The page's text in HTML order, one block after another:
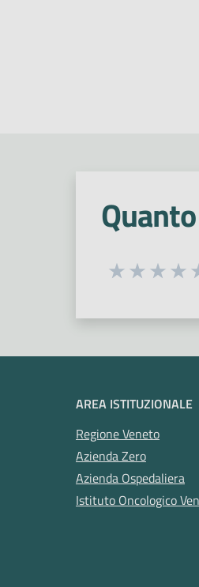
Seleziona
AREA ISTITUZIONALE
Regione Veneto
Azienda Zero
Azienda Ospedaliera
Istituto Oncologico